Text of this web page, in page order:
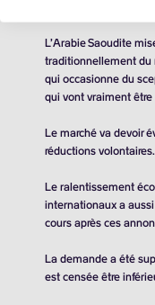
L’Arabie Saoudite
traditionnellement du
qui occasionne du
qui vont vraiment être
Le marché va devoir
réductions volontaires.
Le ralentissement
internationaux a
cours après ces
La demande a été
est censée être